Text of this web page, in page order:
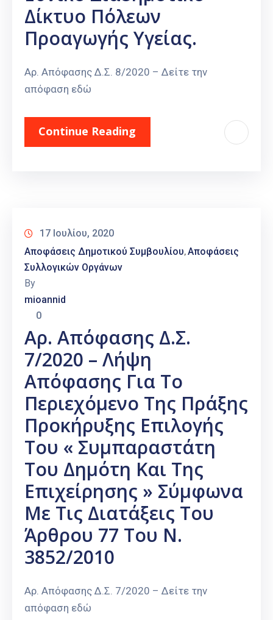
Δίκτυο Πόλεων
Προαγωγής Υγείας.
Αρ. Απόφασης Δ.Σ. 8/2020 – Δείτε την
απόφαση εδώ
Continue Reading
17 Ιουλίου, 2020
Αποφάσεις Δημοτικού Συμβουλίου‚Αποφάσεις
Συλλογικών Οργάνων
By
mioannid
0
Αρ. Απόφασης Δ.Σ.
7/2020 – Λήψη
Απόφασης Για Το
Περιεχόμενο Της Πράξης
Προκήρυξης Επιλογής
Του « Συμπαραστάτη
Του Δημότη Και Της
Επιχείρησης » Σύμφωνα
Με Τις Διατάξεις Του
Άρθρου 77 Του Ν.
3852/2010
Αρ. Απόφασης Δ.Σ. 7/2020 – Δείτε την
απόφαση εδώ